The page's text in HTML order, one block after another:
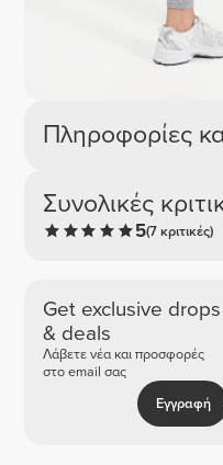
Πληροφορίες
Συνολικές
5(7 κριτικές)
Get exclusive drops
& deals
Λάβετε νέα και προσφορές
στο email σας
Εγγραφή